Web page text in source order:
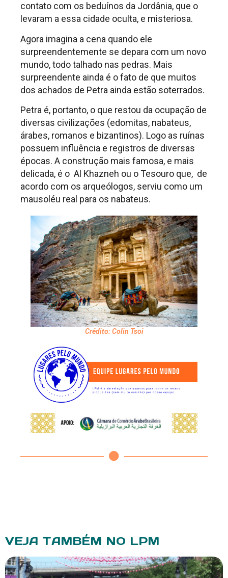
contato com os beduínos da Jordânia, que o
levaram a essa cidade oculta, e misteriosa.
Agora imagina a cena quando ele
surpreendentemente se depara com um novo
mundo, todo talhado nas pedras. Mais
surpreendente ainda é o fato de que muitos
dos achados de Petra ainda estão soterrados.
Petra é, portanto, o que restou da ocupação de
diversas civilizações (edomitas, nabateus,
árabes, romanos e bizantinos). Logo as ruínas
possuem influência e registros de diversas
épocas. A construção mais famosa, e mais
delicada, é o Al Khazneh ou o Tesouro que, de
acordo com os arqueólogos, serviu como um
mausoléu real para os nabateus.
Crédito: Colin Tsoi
VEJA TAMBÉM NO LPM